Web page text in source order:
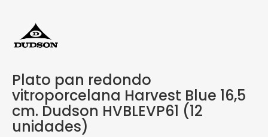
Plato pan redondo
vitroporcelana Harvest Blue 16,5
cm. Dudson HVBLEVP61 (12
unidades)